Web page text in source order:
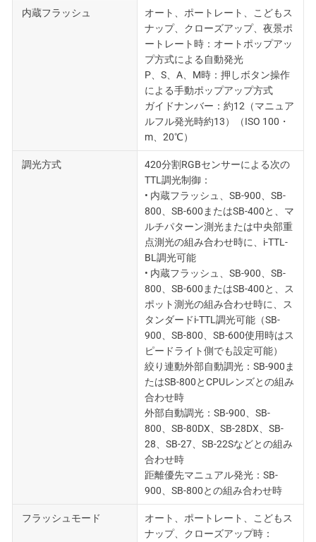
内蔵フラッシュ
オート、ポートレート、こどもス
ナップ、クローズアップ、夜景ポ
ートレート時：オートポップアッ
プ方式による自動発光
P、S、A、M時：押しボタン操作
による手動ポップアップ方式
ガイドナンバー：約12（マニュア
ルフル発光時約13）（ISO 100・
m、20℃）
調光方式
420分割RGBセンサーによる次の
TTL調光制御：
• 内蔵フラッシュ、SB-900、SB-
800、SB-600またはSB-400と、マ
ルチパターン測光または中央部重
点測光の組み合わせ時に、i-TTL-
BL調光可能
• 内蔵フラッシュ、SB-900、SB-
800、SB-600またはSB-400と、ス
ポット測光の組み合わせ時に、ス
タンダードi-TTL調光可能（SB-
900、SB-800、SB-600使用時はス
ピードライト側でも設定可能）
絞り連動外部自動調光：SB-900ま
たはSB-800とCPUレンズとの組み
合わせ時
外部自動調光：SB-900、SB-
800、SB-80DX、SB-28DX、SB-
28、SB-27、SB-22Sなどとの組み
合わせ時
距離優先マニュアル発光：SB-
900、SB-800との組み合わせ時
フラッシュモード
オート、ポートレート、こどもス
ナップ、クローズアップ時：